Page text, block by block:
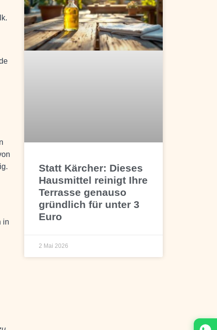
Statt Kärcher: Dieses
Hausmittel reinigt Ihre
Terrasse genauso
gründlich für unter 3
Euro
2 Mai 2026
in